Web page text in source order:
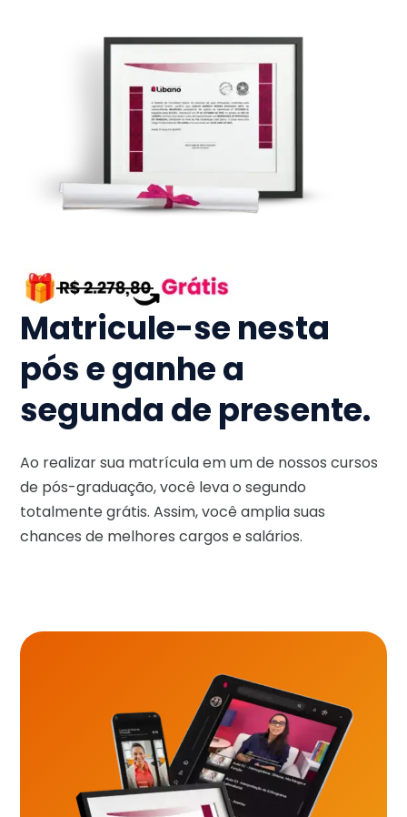
Matricule-se nesta
pós e ganhe a
segunda de presente.
Ao realizar sua matrícula em um de nossos cursos
de pós-graduação, você leva o segundo
totalmente grátis. Assim, você amplia suas
chances de melhores cargos e salários.